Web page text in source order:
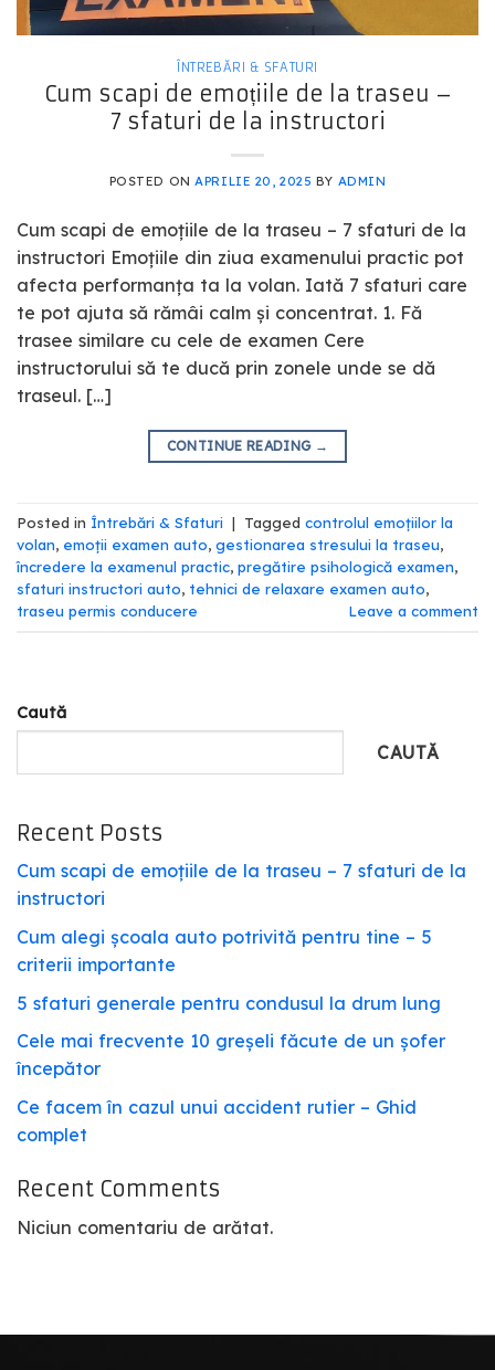
ÎNTREBĂRI & SFATURI
Cum scapi de emoțiile de la traseu –
7 sfaturi de la instructori
POSTED ONAPRILIE 20, 2025 BY ADMIN
Cum scapi de emoțiile de la traseu – 7 sfaturi de la
instructori Emoțiile din ziua examenului practic pot
afecta performanța ta la volan. Iată 7 sfaturi care
te pot ajuta să rămâi calm și concentrat. 1. Fă
trasee similare cu cele de examen Cere
instructorului să te ducă prin zonele unde se dă
traseul. […]
CONTINUE READING →
Posted in Întrebări & Sfaturi | Tagged controlul emoțiilor la
volan, emoții examen auto, gestionarea stresului la traseu,
încredere la examenul practic, pregătire psihologică examen,
sfaturi instructori auto, tehnici de relaxare examen auto,
traseu permis conducere
Leave a comment
Caută
CAUTĂ
Recent Posts
Cum scapi de emoțiile de la traseu – 7 sfaturi de la
instructori
Cum alegi școala auto potrivită pentru tine – 5
criterii importante
5 sfaturi generale pentru condusul la drum lung
Cele mai frecvente 10 greșeli făcute de un șofer
începător
Ce facem în cazul unui accident rutier – Ghid
complet
Recent Comments
Niciun comentariu de arătat.